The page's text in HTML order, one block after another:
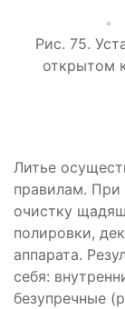
Рис. 75.
открытом
Литье
правилам. При
очистку
полировки,
аппарата.
себя:
безупречные